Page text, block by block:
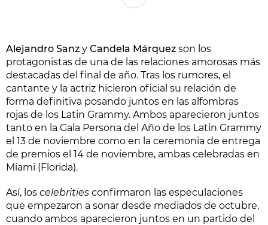
Alejandro Sanz y Candela Márquez son los
protagonistas de una de las relaciones amorosas más
destacadas del final de año. Tras los rumores, el
cantante y la actriz hicieron oficial su relación de
forma definitiva posando juntos en las alfombras
rojas de los Latin Grammy. Ambos aparecieron juntos
tanto en la Gala Persona del Año de los Latin Grammy
el 13 de noviembre como en la ceremonia de entrega
de premios el 14 de noviembre, ambas celebradas en
Miami (Florida).
Así, los celebrities confirmaron las especulaciones
que empezaron a sonar desde mediados de octubre,
cuando ambos aparecieron juntos en un partido del